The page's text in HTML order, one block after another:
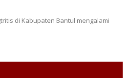
di Kabupaten Bantul mengalami